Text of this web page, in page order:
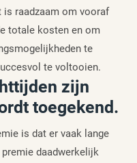
is raadzaam om vooraf
totale kosten en om
te
te voltooien.
zijn
toegekend.
is dat er vaak lange
daadwerkelijk